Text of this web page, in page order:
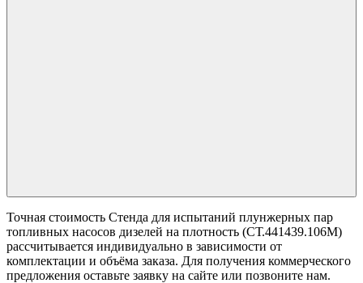
Точная стоимость Стенда для испытаний плунжерных пар
топливных насосов дизелей на плотность (СТ.441439.106М)
рассчитывается индивидуально в зависимости от
комплектации и объёма заказа. Для получения коммерческого
предложения оставьте заявку на сайте или позвоните нам.